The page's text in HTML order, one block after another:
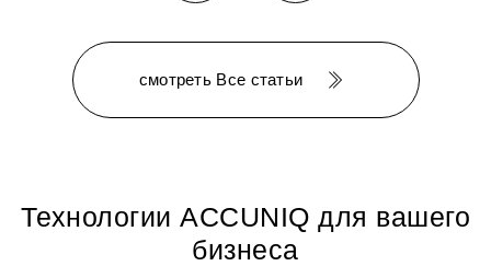
смотреть Все статьи
Технологии ACCUNIQ для вашего
бизнеса